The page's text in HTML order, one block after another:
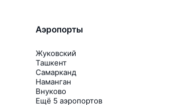
Аэропорты
Жуковский
Ташкент
Самарканд
Наманган
Внуково
Ещё 5 аэропортов